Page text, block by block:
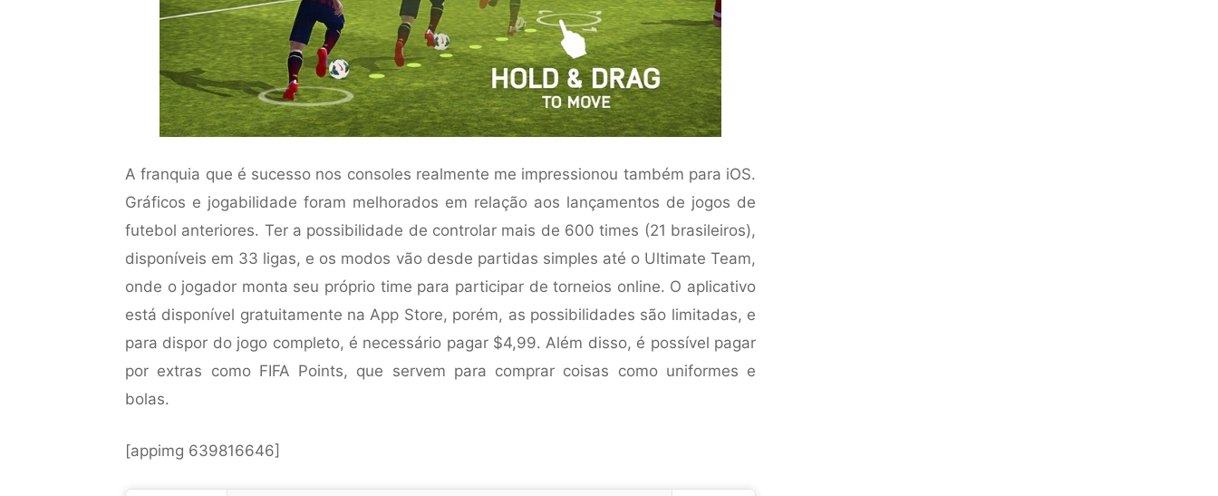
A franquia que é sucesso nos consoles realmente me impressionou também para iOS.
Gráficos e jogabilidade foram melhorados em relação aos lançamentos de jogos de
futebol anteriores. Ter a possibilidade de controlar mais de 600 times (21 brasileiros),
disponíveis em 33 ligas, e os modos vão desde partidas simples até o Ultimate Team,
onde o jogador monta seu próprio time para participar de torneios online. O aplicativo
está disponível gratuitamente na App Store, porém, as possibilidades são limitadas, e
para dispor do jogo completo, é necessário pagar $4,99. Além disso, é possível pagar
por extras como FIFA Points, que servem para comprar coisas como uniformes e
bolas.
[appimg 639816646]